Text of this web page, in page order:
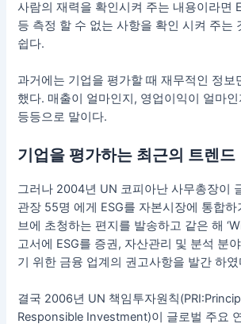
사람의 재력을 확인시켜 주는 내용이라면
등 측정 할 수 없는 사항을 확인 시켜 주는
쉽다.
과거에는 기업을 평가할 때 재무적인 정보
했다. 매출이 얼마인지, 영업이익이 얼마
등등으로 말이다.
기업을 평가하는 최근의 트렌드
그러나 2004년 UN 코피아난 사무총장이
관장 55명 에게 ESG를 자본시장에 통합하
브에 초청하는 편지를 발송하고 같은 해
고서에 ESG를 증권, 자산관리 및 분석 분
기 위한 금융 업계의 권고사항을 발간 하였
결국 2006년 UN 책임투자원칙
Responsible Investment)이 글로벌 주요